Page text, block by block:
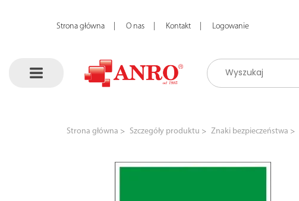
Strona główna O nas Kontakt Logowanie
Strona główna Szczegóły produktu Znaki bezpieczeństwa